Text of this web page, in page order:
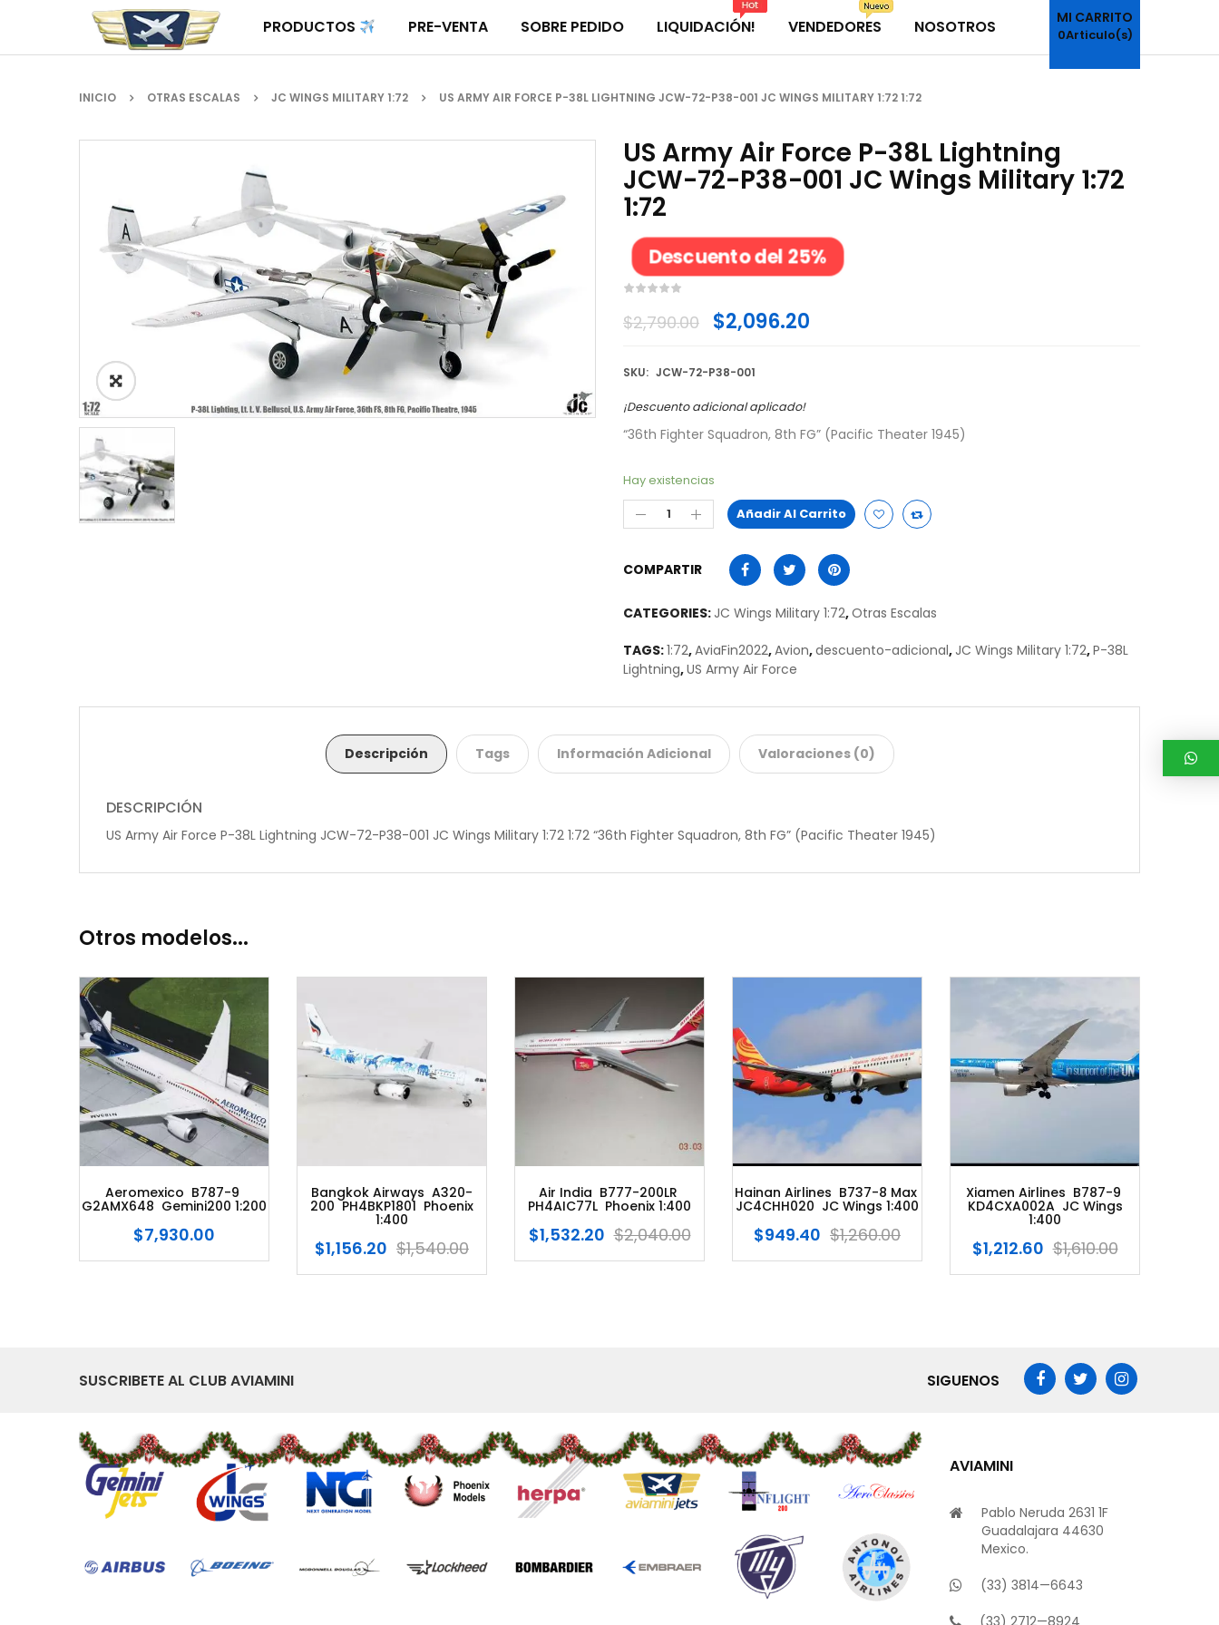
PRODUCTOS PRE-VENTA SOBRE PEDIDO LIQUIDACIÓN! VENDEDORES NOSOTROS MI CARRITO
0Articulo(s)
INICIO OTRAS ESCALAS JC WINGS MILITARY 1:72 US ARMY AIR FORCE P-38L LIGHTNING JCW-72-P38-001 JC WINGS MILITARY 1:72 1:72
US Army Air Force P-38L Lightning
JCW-72-P38-001 JC Wings Military 1:72
1:72
Descuento del 25%
$2,790.00 $2,096.20
SKU: JCW-72-P38-001
¡Descuento adicional aplicado!
“36th Fighter Squadron, 8th FG” (Pacific Theater 1945)
Hay existencias
Añadir Al Carrito
COMPARTIR
CATEGORIES: JC Wings Military 1:72,Otras Escalas
TAGS:1:72,AviaFin2022,Avion,descuento-adicional, JC Wings Military 1:72,P-38L
Lightning,US Army Air Force
Descripción Tags Información Adicional Valoraciones (0)
DESCRIPCIÓN
US Army Air Force P-38L Lightning JCW-72-P38-001 JC Wings Military 1:72 1:72 “36th Fighter Squadron, 8th FG” (Pacific Theater 1945)
Otros modelos...
B787-9
Gemini200 1:200
Bangkok Airways A320-
200 PH4BKP1801 Phoenix
1,540.00
$1,156.20
Air India B777-200LR
PH4AIC77L Phoenix 1:400
2,040.00
Hainan Airlines B737-8 Max
JC4CHH020 JC Wings 1:400
1,260.00
$949.40
Xiamen Airlines B787-9
KD4CXA002A JC Wings
1,610.00
$1,212.60
1:200
$3,261.80
SUSCRIBETE AL CLUB AVIAMINI SIGUENOS
AVIAMINI
Pablo Neruda 2631 1F
Guadalajara 44630
Mexico.
(33) 3814—6643
(33) 2712—8924